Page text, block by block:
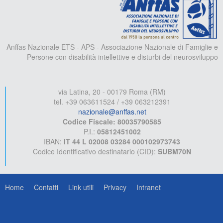
Anffas Nazionale ETS - APS - Associazione Nazionale di Famiglie e
Persone con disabilità intellettive e disturbi del neurosviluppo
via Latina, 20 - 00179 Roma (RM)
tel. +39 063611524 / +39 063212391
nazionale@anffas.net
Codice Fiscale: 80035790585
P.I.: 05812451002
IBAN: IT 44 L 02008 03284 000102973743
Codice Identificativo destinatario (CID): SUBM70N
Home Contatti Link utili Privacy Intranet